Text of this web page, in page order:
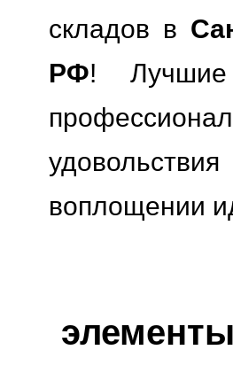
складов в
РФ! Лучшие
воплощении